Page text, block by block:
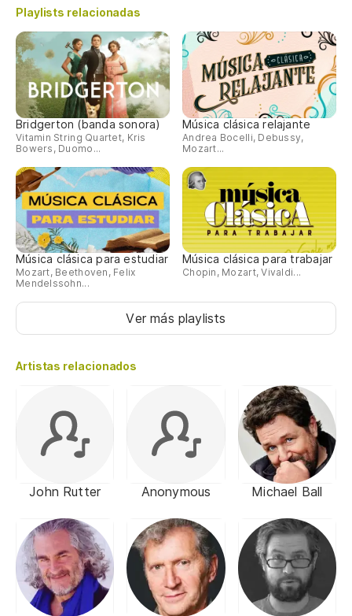
Playlists relacionadas
Bridgerton (banda sonora)
Vitamin String Quartet, Kris
Bowers, Duomo...
Música clásica relajante
Andrea Bocelli, Debussy,
Mozart...
Música clásica para estudiar
Mozart, Beethoven, Felix
Mendelssohn...
Música clásica para trabajar
Chopin, Mozart, Vivaldi...
Ver más playlists
Artistas relacionados
John Rutter Anonymous Michael Ball